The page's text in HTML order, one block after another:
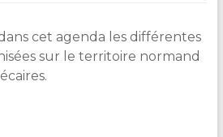
cet agenda les différentes
sur le territoire normand